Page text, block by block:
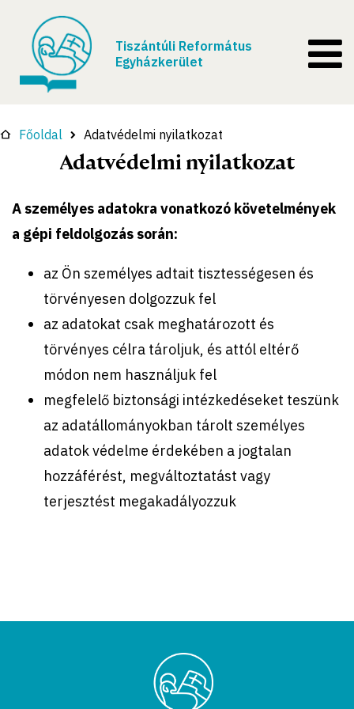
Tiszántúli Református
Egyházkerület
Főoldal Adatvédelmi nyilatkozat
Adatvédelmi nyilatkozat
A személyes adatokra vonatkozó követelmények
a gépi feldolgozás során:
az Ön személyes adtait tisztességesen és
törvényesen dolgozzuk fel
az adatokat csak meghatározott és
törvényes célra tároljuk, és attól eltérő
módon nem használjuk fel
megfelelő biztonsági intézkedéseket teszünk
az adatállományokban tárolt személyes
adatok védelme érdekében a jogtalan
hozzáférést, megváltoztatást vagy
terjesztést megakadályozzuk